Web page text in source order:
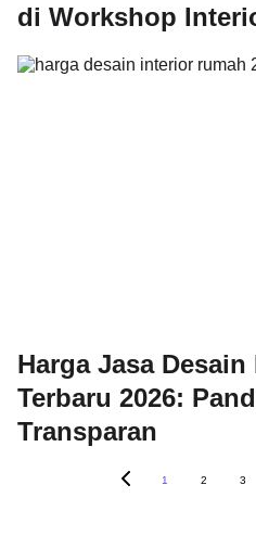
di Workshop
Harga Jasa
Terbaru 2026:
Transparan
1 2 3